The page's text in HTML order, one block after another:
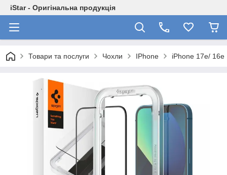
iStar - Оригінальна продукція
Товари та послуги Чохли IPhone iPhone 17e/ 16e